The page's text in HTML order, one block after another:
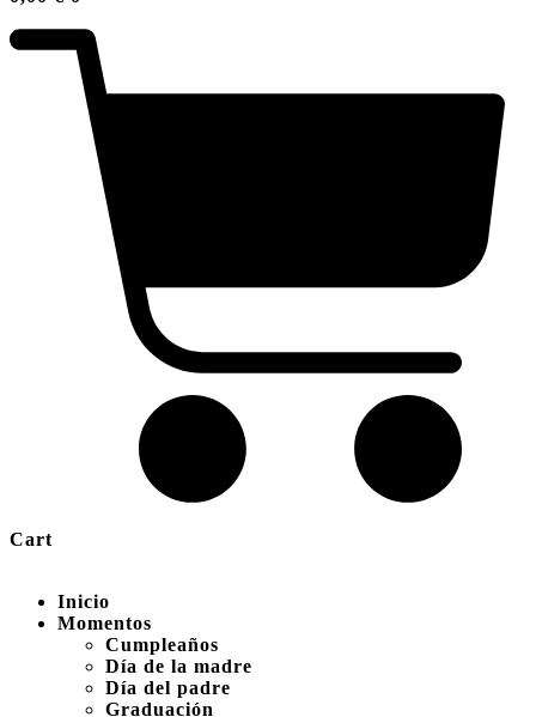
Cart
Inicio
Momentos
Cumpleaños
Día de la madre
Día del padre
Graduación